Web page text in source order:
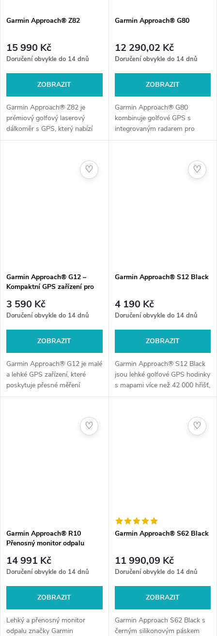
Garmin Approach® Z82
15 990 Kč
Doručení obvykle do 14 dnů
ZOBRAZIT
Garmin Approach® Z82 je
prémiový golfový laserový
dálkoměr s GPS, který nabízí
přesné měření, mapy více než
analýzu terénu a skvělou výdrž
Garmin Approach® G80
12 290,02 Kč
Doručení obvykle do 14 dnů
ZOBRAZIT
Garmin Approach® G80
kombinuje golfové GPS s
integrovaným radarem pro
měření úderů. Nabízí detailní
Garmin Approach® G12 –
Kompaktní GPS zařízení pro
3 590 Kč
Doručení obvykle do 14 dnů
ZOBRAZIT
Garmin Approach® G12 je malé
a lehké GPS zařízení, které
poskytuje přesné měření
vzdáleností na více než 42 000
♡
Garmin Approach® S12 Black
4 190 Kč
Doručení obvykle do 14 dnů
ZOBRAZIT
Garmin Approach® S12 Black
jsou lehké golfové GPS hodinky
s mapami více než 42 000 hřišť,
až 30hodinovou výdrží baterie a
♡
Garmin Approach® R10
Přenosný monitor odpalu
14 991 Kč
Doručení obvykle do 14 dnů
ZOBRAZIT
Lehký a přenosný monitor
odpalu značky Garmin
♡
Garmin Approach® S62 Black
11 990,09 Kč
Doručení obvykle do 14 dnů
ZOBRAZIT
Garmin Approach S62 Black s
černým silikonovým páskem
♡